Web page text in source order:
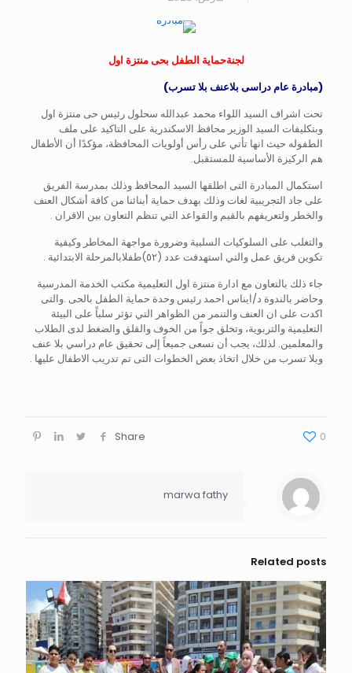
لجنةحماية الطفل بحى منتزة اول
(مبادرة عام دراسى بلاعنف بلا تسرب)
تحت اشراف السيد اللواء محمد عبدالله سحلول رئيس حى منتزة اول
وبتكليفات السيد الوزير محافظ الاسكندرية على التاكيد على ملف
الطفوله حيث انها تأتي على رأس أولويات المحافظة، مؤكدًا أن الأطفال
هم الركيزة الأساسية للمستقبل.
استكمال المبادرة التى اطلقها السيد المحافظ وذلك بمدرسة الفريق
على جاد التجريبية لغات وذلك بهدف حماية أبنائنا من كافة أشكال العنف
والخطر ولتعريفهم بالقيم والقواعد التي تنظم التعاون بين الاقران .
والتغلب على السلوكيات السلبية وضرورة مواجهة المخاطر وكيفية
تكوين فريق عمل والتي استهدفت عدد (٥٢)طفلابالمرحلة الابتدائية .
جاء ذلك بالتعاون مع ادارة منتزة اول التعليمية مكتب الخدمة المدرسية
وحاضر بالندوة د/ايناس احمد رئيس وحدة حماية الطفل بالحى .والتى
اكدت على ان العنف والتنمر من الظواهر التي تؤثر سلباً على البيئة
التعليمية والتربوية، وتخلق جواً من الخوف والقلق والضغط لدى الطلاب
والمعلمين. لذلك، يجب أن نسعى جميعاً إلى تحقيق عام دراسي بلا عنف
وبلا تسرب من خلال اتخاذ بعض الخطوات التى تم تدريب الاطفال عليها .
Share 0
marwa fathy
Related posts